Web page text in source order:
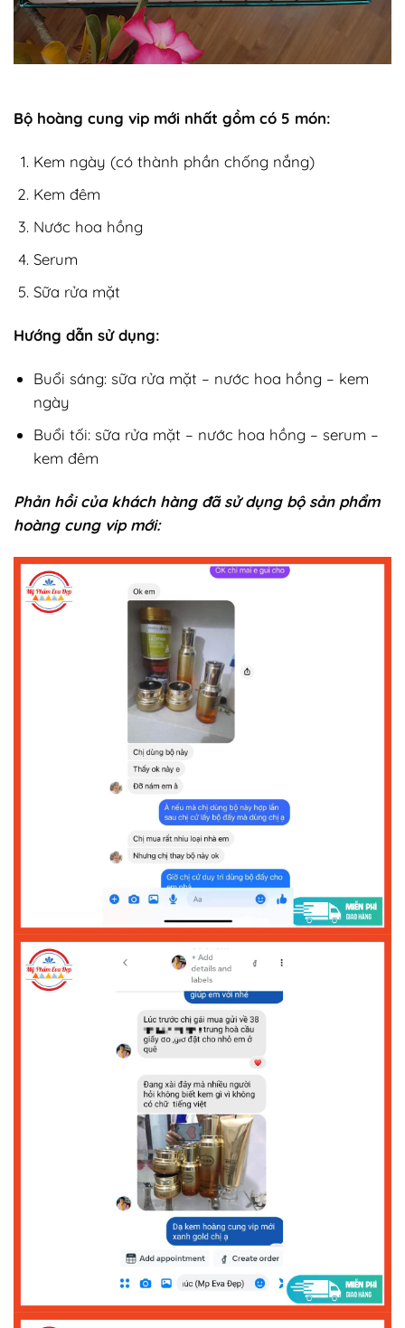
Bộ hoàng cung vip mới nhất gồm có 5 món:
Kem ngày (có thành phần chống nắng)
Kem đêm
Nước hoa hồng
Serum
Sữa rửa mặt
Hướng dẫn sử dụng:
Buổi sáng: sữa rửa mặt – nước hoa hồng – kem
ngày
Buổi tối: sữa rửa mặt – nước hoa hồng – serum –
kem đêm
Phản hồi của khách hàng đã sử dụng bộ sản phẩm
hoàng cung vip mới: